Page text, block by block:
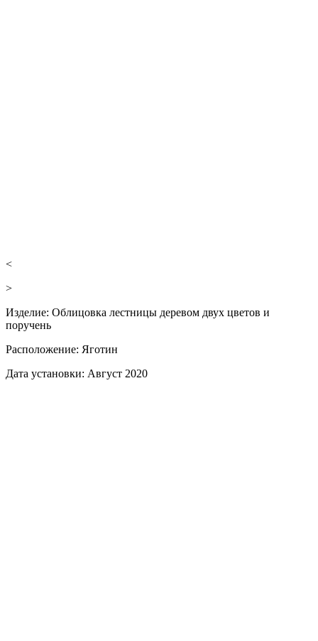
<
>
Изделие: Облицовка лестницы деревом двух цветов и
поручень
Расположение: Яготин
Дата установки: Август 2020